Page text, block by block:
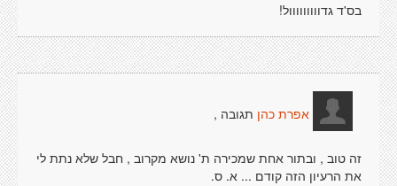
בס'ד גדווווווווול!
אפרת כהן תגובה ,
זה טוב , ובתור אחת שמכירה ת' נושא מקרוב , חבל שלא נתת לי
את הרעיון הזה קודם ... א. ס.